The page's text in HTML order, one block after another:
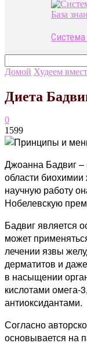
База
Домой Худеем
Диета
0
1599
Джоанна Бадвиг –
области
научную работу
Нобелевскую
Бадвиг является
может
лечении язвы
дерматитов и
в насыщении
кислотами омега-
антиоксидантами.
Согласно
основывается на